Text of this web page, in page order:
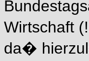
Wirtschaft
da�